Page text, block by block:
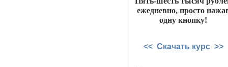
ежедневно, просто
одну кнопку!
<< Скачать курс >>